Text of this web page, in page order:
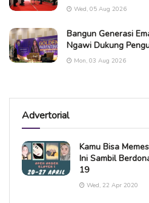
Wed, 05 Aug 2026
Bangun Generasi
Ngawi Dukung
Mon, 03 Aug 2026
Advertorial
Kamu Bisa
Ini Sambil
19
Wed, 22 Apr 2020